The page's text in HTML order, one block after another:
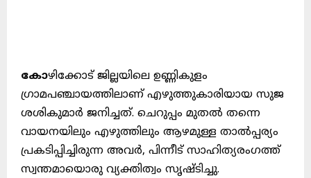
കോഴിക്കോട് ജില്ലയിലെ ഉണ്ണികുളം
ഗ്രാമപഞ്ചായത്തിലാണ് എഴുത്തുകാരിയായ സുജ
ശശികുമാർ ജനിച്ചത്. ചെറുപ്പം മുതൽ തന്നെ
വായനയിലും എഴുത്തിലും ആഴമുള്ള താൽപ്പര്യം
പ്രകടിപ്പിച്ചിരുന്ന അവർ, പിന്നീട് സാഹിത്യരംഗത്ത്
സ്വന്തമായൊരു വ്യക്തിത്വം സൃഷ്ടിച്ചു.